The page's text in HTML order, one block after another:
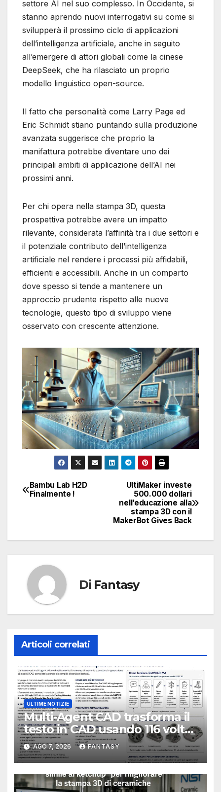
settore AI nel suo complesso. In Occidente, si
stanno aprendo nuovi interrogativi su come si
svilupperà il prossimo ciclo di applicazioni
dell’intelligenza artificiale, anche in seguito
all’emergere di attori globali come la cinese
DeepSeek, che ha rilasciato un proprio
modello linguistico open-source.
Il fatto che personalità come Larry Page ed
Eric Schmidt stiano puntando sulla produzione
avanzata suggerisce che proprio la
manifattura potrebbe diventare uno dei
principali ambiti di applicazione dell’AI nei
prossimi anni.
Per chi opera nella stampa 3D, questa
prospettiva potrebbe avere un impatto
rilevante, considerata l’affinità tra i due settori e
il potenziale contributo dell’intelligenza
artificiale nel rendere i processi più affidabili,
efficienti e accessibili. Anche in un comparto
dove spesso si tende a mantenere un
approccio prudente rispetto alle nuove
tecnologie, questo tipo di sviluppo viene
osservato con crescente attenzione.
Navigazione
UltiMaker investe
500.000 dollari
nell’educazione alla
stampa 3D con il
MakerBot Gives Back
Bambu Lab H2D
Finalmente !
Di Fantasy
Articoli correlati
ULTIME NOTIZIE
Multi-Agent CAD trasforma il
testo in CAD usando 116 volte
meno token
AGO 7, 2026 FANTASY